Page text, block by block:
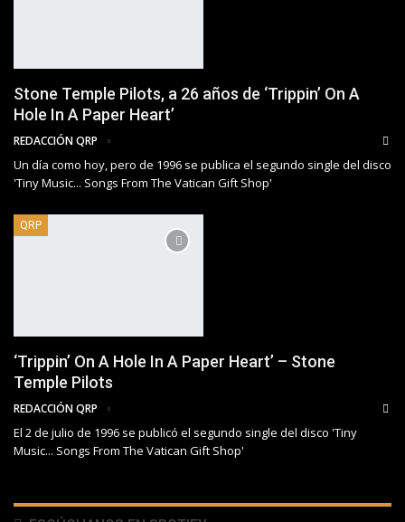
Stone Temple Pilots, a 26 años de ‘Trippin’ On A
Hole In A Paper Heart’
REDACCIÓN QRP
Un día como hoy, pero de 1996 se publica el segundo single del disco
'Tiny Music... Songs From The Vatican Gift Shop'
QRP
‘Trippin’ On A Hole In A Paper Heart’ – Stone
Temple Pilots
REDACCIÓN QRP
El 2 de julio de 1996 se publicó el segundo single del disco 'Tiny
Music... Songs From The Vatican Gift Shop'